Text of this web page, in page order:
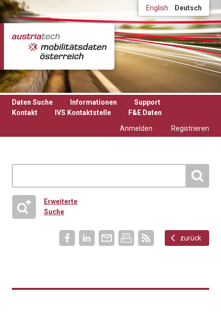
Direkt zum Inhalt English Deutsch
Daten Suche Informationen
Support
Kontakt
IVS Kontaktstelle
F&E Daten
Anmelden
Registrieren
Erweiterte
Suche
zurück